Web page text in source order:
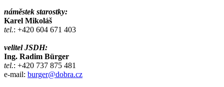
náměstek starostky:
Karel Mikoláš
tel.: +420 604 671 403
velitel JSDH:
Ing. Radim Bürger
tel.: +420 737 875 481
e-mail: burger@dobra.cz